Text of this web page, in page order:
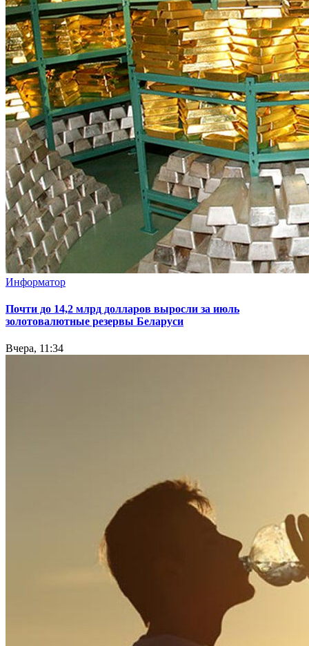
Информатор
Почти до 14,2 млрд долларов выросли за июль
золотовалютные резервы Беларуси
Вчера, 11:34